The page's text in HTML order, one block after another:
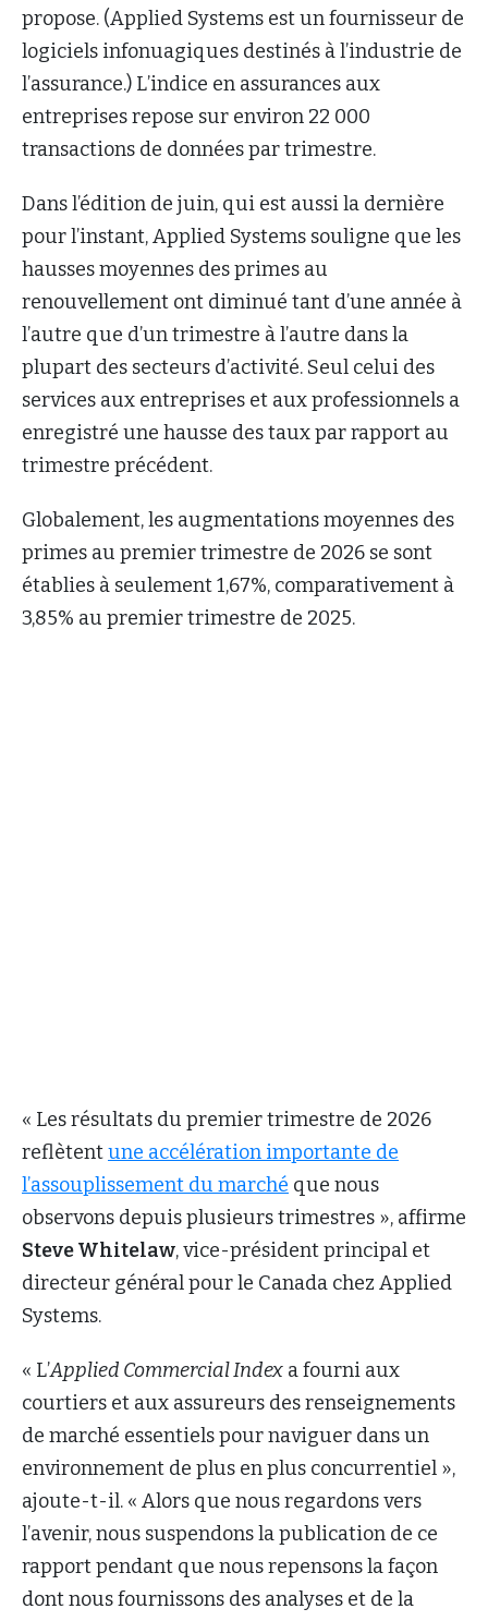
propose. (Applied Systems est un fournisseur de
logiciels infonuagiques destinés à l’industrie de
l’assurance.) L’indice en assurances aux
entreprises repose sur environ 22 000
transactions de données par trimestre.
Dans l’édition de juin, qui est aussi la dernière
pour l’instant, Applied Systems souligne que les
hausses moyennes des primes au
renouvellement ont diminué tant d’une année à
l’autre que d’un trimestre à l’autre dans la
plupart des secteurs d’activité. Seul celui des
services aux entreprises et aux professionnels a
enregistré une hausse des taux par rapport au
trimestre précédent.
Globalement, les augmentations moyennes des
primes au premier trimestre de 2026 se sont
établies à seulement 1,67%, comparativement à
3,85% au premier trimestre de 2025.
« Les résultats du premier trimestre de 2026
reflètentune accélération importante de
l’assouplissement du marché que nous
observons depuis plusieurs trimestres », affirme
Steve Whitelaw, vice-président principal et
directeur général pour le Canada chez Applied
Systems.
« L’Applied Commercial Index a fourni aux
courtiers et aux assureurs des renseignements
de marché essentiels pour naviguer dans un
environnement de plus en plus concurrentiel »,
ajoute-t-il. « Alors que nous regardons vers
l’avenir, nous suspendons la publication de ce
rapport pendant que nous repensons la façon
dont nous fournissons des analyses et de la